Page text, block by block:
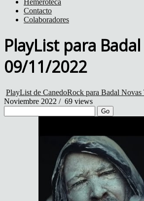
Hemeroteca
Contacto
Colaboradores
PlayList para
09/11/2022
PlayList de CanedoRock para Badal Novas
Noviembre 2022 / 69 views
Go